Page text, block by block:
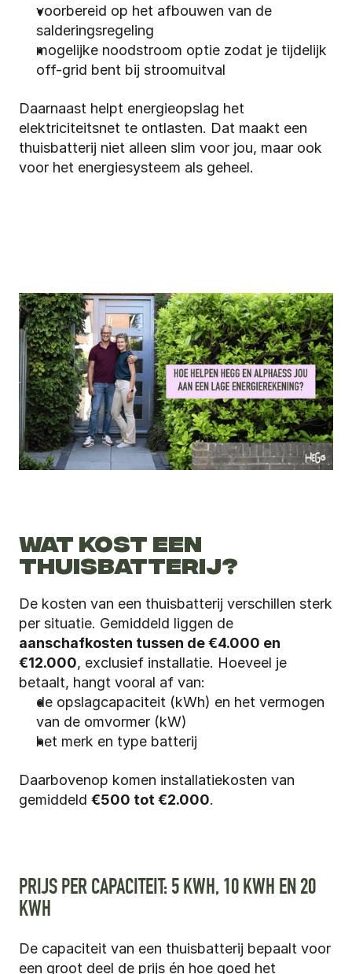
voorbereid op het afbouwen van de
salderingsregeling
mogelijke noodstroom optie zodat je tijdelijk
off-grid bent bij stroomuitval
Daarnaast helpt energieopslag het
elektriciteitsnet te ontlasten. Dat maakt een
thuisbatterij niet alleen slim voor jou, maar ook
voor het energiesysteem als geheel.
WAT KOST EEN
THUISBATTERIJ?
De kosten van een thuisbatterij verschillen sterk
aanschafkosten tussen de €4.000 en
€12.000, exclusief installatie. Hoeveel je
betaalt, hangt vooral af van:
de opslagcapaciteit (kWh) en het vermogen
van de omvormer (kW)
het merk en type batterij
Daarbovenop komen installatiekosten van
gemiddeld €500 tot €2.000.
PRIJS PER CAPACITEIT: 5 KWH, 10 KWH EN 20
KWH
De capaciteit van een thuisbatterij bepaalt voor
een groot deel de prijs én hoe goed het